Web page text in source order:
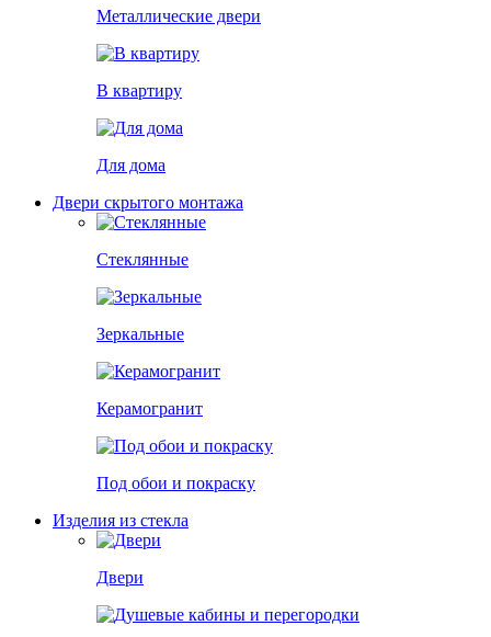
Металлические двери
В квартиру
Для дома
Двери скрытого монтажа
Стеклянные
Зеркальные
Керамогранит
Под обои и покраску
Изделия из стекла
Двери